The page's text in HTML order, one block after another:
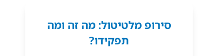
סירופ מלטיטול: מה זה ומה
תפקידו?